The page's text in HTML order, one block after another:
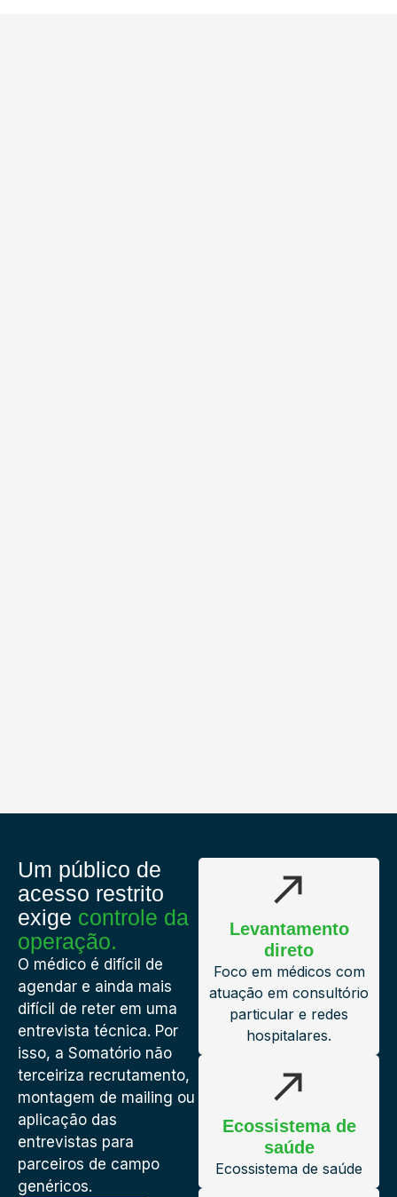
Um público de
acesso restrito
exige controle da
operação.
O médico é difícil de
agendar e ainda mais
difícil de reter em uma
entrevista técnica. Por
isso, a Somatório não
terceiriza recrutamento,
montagem de mailing ou
aplicação das
entrevistas para
parceiros de campo
genéricos.
Levantamento
direto
Foco em médicos com
atuação em consultório
particular e redes
hospitalares.
Ecossistema de
saúde
Ecossistema de saúde